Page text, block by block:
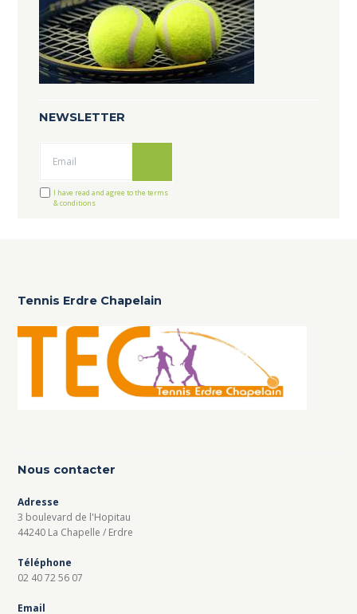
NEWSLETTER
I have read and agree to the terms
& conditions
Tennis Erdre Chapelain
Nous contacter
Adresse
3 boulevard de l'Hopitau
44240 La Chapelle / Erdre
Téléphone
02 40 72 56 07
Email